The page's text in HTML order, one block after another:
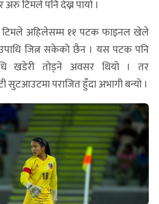
अरु टिमले पनि देख्न पायो ।
टिमले अहिलेसम्म ११ पटक फाइनल खेले
उपाधि जित्न सकेको छैन । यस पटक पनि
खडेरी तोड्ने अवसर थियो । तर
सुटआउटमा पराजित हुँदा अभागी बन्यो ।